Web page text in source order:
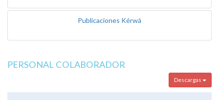
Publicaciones Kérwá
PERSONAL COLABORADOR
Descargas